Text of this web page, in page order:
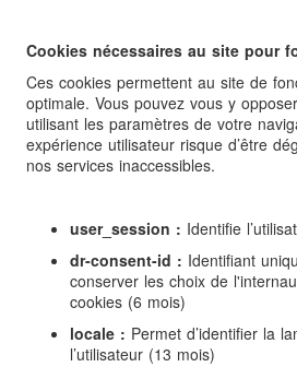
Cookies nécessaires au site pour
Ces cookies permettent au site de
optimale. Vous pouvez vous y
utilisant les paramètres de votre
expérience utilisateur risque d’être
nos services inaccessibles.
user_session : Identifie
dr-consent-id : Identifiant
conserver les choix de
cookies (6 mois)
locale : Permet d’identifier la
l’utilisateur (13 mois)